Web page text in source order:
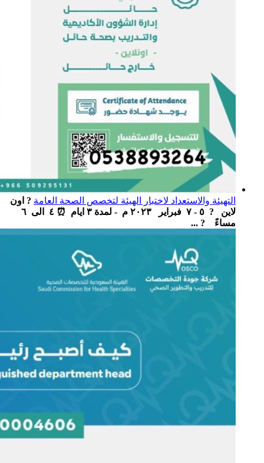
التهيئة والاستعداد لاختبار الهيئة لتخصص الصحة العامة ? اون
لاين ‏ ‏ ? ٥ - ٧ فبراير ٢٠٢٣ م - لمدة ٣ ايام ‏ ⏰ ٤ الى ٦
مساءً ‏ ? ...